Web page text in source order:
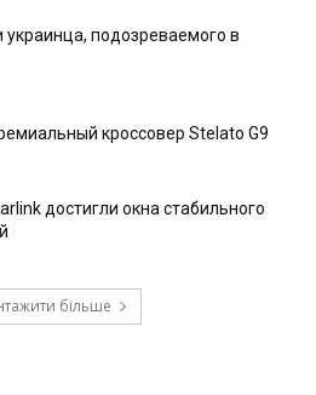
подозреваемого в
кроссовер Stelato G9
достигли окна стабильного
більше